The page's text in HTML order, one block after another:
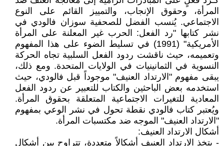
المرأة، وحقوق الإنجاب، والتمييز القائم على النوع
الاجتماعي. يُنسب الفضل للصحفية سوزان فالودي في
نشر كتابها "رد الفعل: الحرب غير المعلنة على المرأة
الأمريكية" (1991) في تسليط الضوء على هذا المفهوم
وتعميمه، حيث ناقشت ردود الفعل السلبية تجاه الحركة
النسوية في الثمانينيات في الولايات المتحدة. ومع ذلك،
يبقى مفهوم "الارتداد العنيف" موجوداً قبل فالودي، حيث
استخدمه بعض الباحثين والكتاب للتعبير عن ردود الفعل
المعادية للتغيرات الاجتماعية المتعلقة بحقوق المرأة.
ويُعتبر كتاب فالودي نقطة تحول في نشر الوعي بمفهوم
"الارتداد العنيف" الموجه ضد مكتسبات المرأة.
أشكال الارتداد العنيف:
- يتخذ الارتداد العنيف أشكالاً متعددة، تتراوح بين أشكال